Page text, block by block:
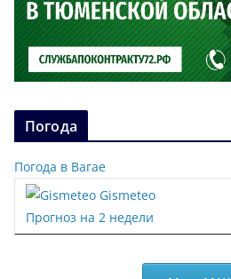
Погода
Погода в Вагае
Gismeteo
Прогноз на 2 недели